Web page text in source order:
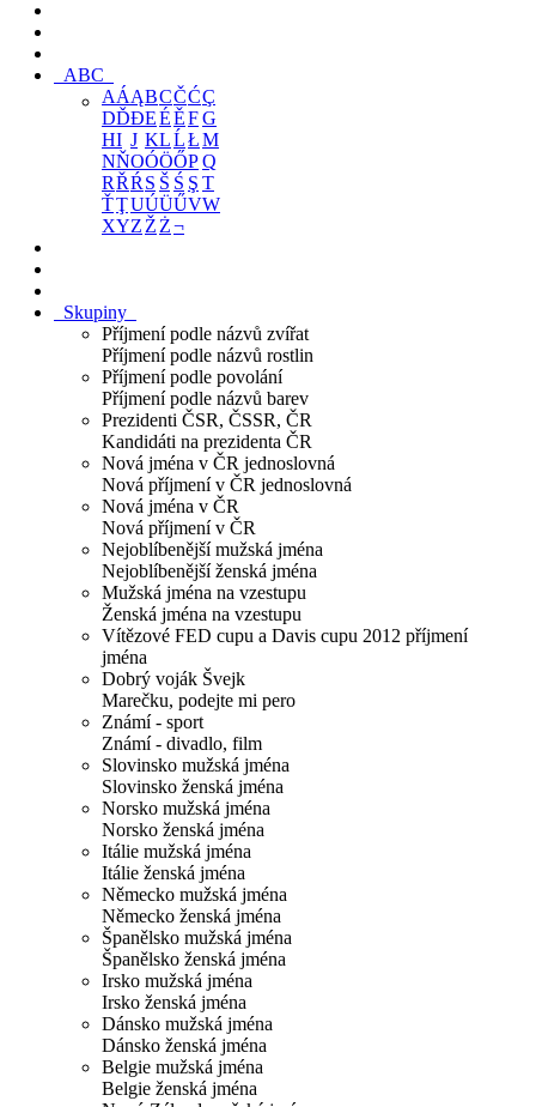
ABC
AÁĄBCČĆÇ
DĎĐEÉĚFG
HI J KLĹŁM
NŇOÓÖŐPQ
RŘŔ S Š Ś Ş T
ŤŢUÚÜŰVW
XYZ Ž Ż¬
Skupiny
Příjmení podle názvů zvířat
Příjmení podle názvů rostlin
Příjmení podle povolání
Příjmení podle názvů barev
Prezidenti ČSR, ČSSR, ČR
Kandidáti na prezidenta ČR
Nová jména v ČR jednoslovná
Nová příjmení v ČR jednoslovná
Nová jména v ČR
Nová příjmení v ČR
Nejoblíbenější mužská jména
Nejoblíbenější ženská jména
Mužská jména na vzestupu
Ženská jména na vzestupu
Vítězové FED cupu a Davis cupu 2012 příjmení
jména
Dobrý voják Švejk
Marečku, podejte mi pero
Známí - sport
Známí - divadlo, film
Slovinsko mužská jména
Slovinsko ženská jména
Norsko mužská jména
Norsko ženská jména
Itálie mužská jména
Itálie ženská jména
Německo mužská jména
Německo ženská jména
Španělsko mužská jména
Španělsko ženská jména
Irsko mužská jména
Irsko ženská jména
Dánsko mužská jména
Dánsko ženská jména
Belgie mužská jména
Belgie ženská jména